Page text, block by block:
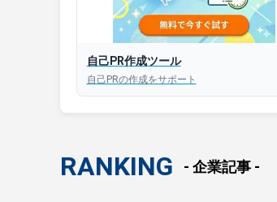
自己PR作成ツール
自己PRの作成をサポート
RANKING - 企業記事 -